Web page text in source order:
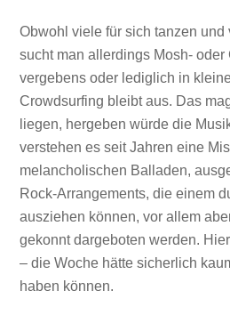
Obwohl viele für sich tanzen und
sucht man allerdings Mosh- oder
vergebens oder lediglich in
Crowdsurfing bleibt aus. Das
liegen, hergeben würde die
verstehen es seit Jahren eine
melancholischen Balladen,
Rock-Arrangements, die einem
ausziehen können, vor allem
gekonnt dargeboten werden.
– die Woche hätte sicherlich
haben können.